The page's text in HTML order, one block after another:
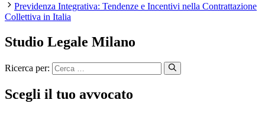
Previdenza Integrativa: Tendenze e Incentivi nella Contrattazione
Collettiva in Italia
Studio Legale Milano
Ricerca per:
Scegli il tuo avvocato